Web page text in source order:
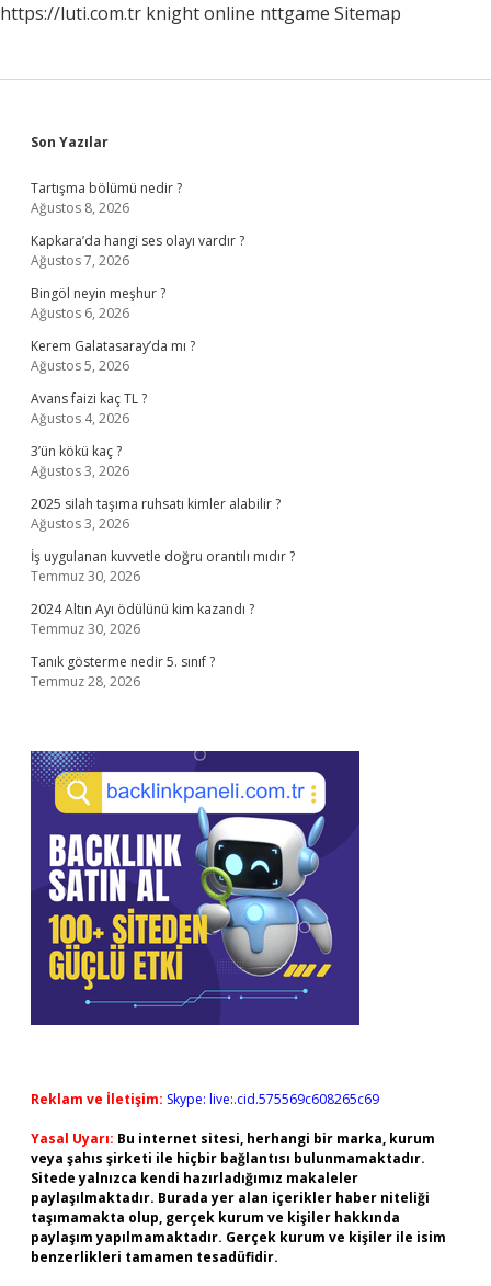
https://luti.com.tr knight online nttgame Sitemap
Sidebar
Son Yazılar
Tartışma bölümü nedir ?
Ağustos 8, 2026
Kapkara’da hangi ses olayı vardır ?
Ağustos 7, 2026
Bingöl neyin meşhur ?
Ağustos 6, 2026
Kerem Galatasaray’da mı ?
Ağustos 5, 2026
Avans faizi kaç TL ?
Ağustos 4, 2026
3’ün kökü kaç ?
Ağustos 3, 2026
2025 silah taşıma ruhsatı kimler alabilir ?
Ağustos 3, 2026
İş uygulanan kuvvetle doğru orantılı mıdır ?
Temmuz 30, 2026
2024 Altın Ayı ödülünü kim kazandı ?
Temmuz 30, 2026
Tanık gösterme nedir 5. sınıf ?
Temmuz 28, 2026
Reklam ve İletişim: Skype: live:.cid.575569c608265c69
Yasal Uyarı: Bu internet sitesi, herhangi bir marka, kurum
veya şahıs şirketi ile hiçbir bağlantısı bulunmamaktadır.
Sitede yalnızca kendi hazırladığımız makaleler
paylaşılmaktadır. Burada yer alan içerikler haber niteliği
taşımamakta olup, gerçek kurum ve kişiler hakkında
paylaşım yapılmamaktadır. Gerçek kurum ve kişiler ile isim
benzerlikleri tamamen tesadüfidir.